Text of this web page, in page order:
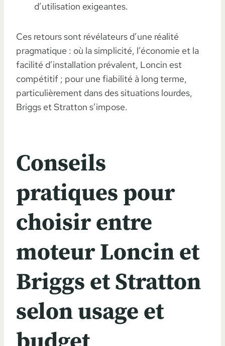
d’utilisation exigeantes.
Ces retours sont révélateurs d’une réalité
pragmatique : où la simplicité, l’économie et la
facilité d’installation prévalent, Loncin est
compétitif ; pour une fiabilité à long terme,
particulièrement dans des situations lourdes,
Briggs et Stratton s’impose.
Conseils
pratiques pour
choisir entre
moteur Loncin et
Briggs et Stratton
selon usage et